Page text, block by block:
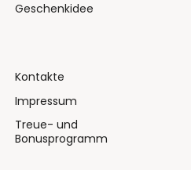
Geschenkidee
Kontakte
Impressum
Treue- und
Bonusprogramm